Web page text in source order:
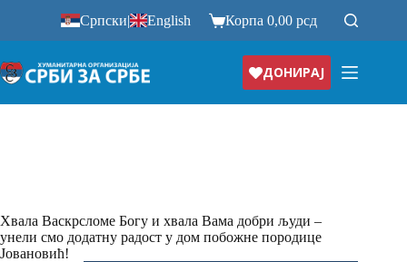
Српски| English Корпа0,00рсд
ДОНИРАЈ
Хвала Васкрсломе Богу и хвала Вама добри људи –
унели смо додатну радост у дом побожне породице
Јовановић!